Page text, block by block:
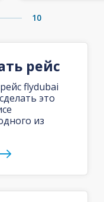
10
рейс
flydubai
это
из